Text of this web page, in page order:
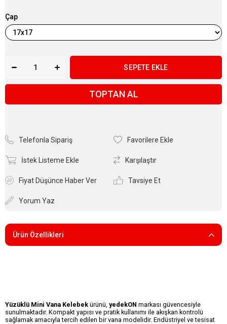
Çap
TOPTAN AL
Telefonla Sipariş Favorilere Ekle
İstek Listeme Ekle Karşılaştır
Fiyat Düşünce Haber Ver Tavsiye Et
Yorum Yaz
Ürün Özellikleri
Yüzüklü Mini Vana Kelebek ürünü, yedekON markası güvencesiyle
sunulmaktadır. Kompakt yapısı ve pratik kullanımı ile akışkan kontrolü
sağlamak amacıyla tercih edilen bir vana modelidir. Endüstriyel ve tesisat